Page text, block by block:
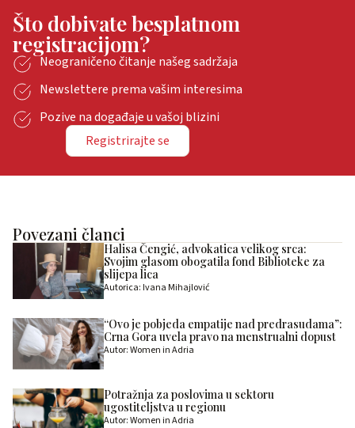
Što dobivate besplatnom
registracijom?
Neograničeno čitanje našeg sadržaja
Newslettere prema vašim interesima
Pozive na događaje u vašoj blizini
Registrirajte se
Povezani članci
Halisa Čengić, advokatica velikog srca:
Svojim glasom obogatila fond Biblioteke za
slijepa lica
Autorica: Ivana Mihajlović
“Ovo je pobjeda empatije nad predrasudama”:
Crna Gora uvela pravo na menstrualni dopust
Autor: Women in Adria
Potražnja za poslovima u sektoru
ugostiteljstva u regionu
Autor: Women in Adria